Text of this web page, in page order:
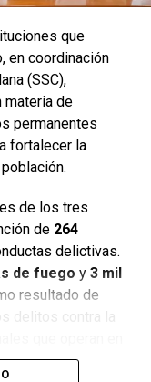
que
en coordinación
(SSC),
materia de
permanentes
fortalecer la
de los tres
de 264
delictivas.
de fuego y 3 mil
resultado de
delitos contra la